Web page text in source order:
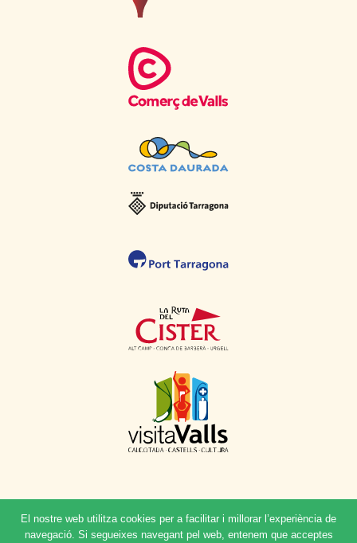
El nostre web utilitza cookies per a facilitar i millorar l’experiència de
navegació. Si segueixes navegant pel web, entenem que acceptes